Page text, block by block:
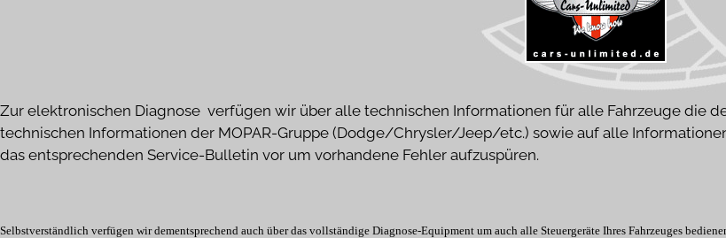
Zur elektronischen Diagnose verfügen wir über alle technischen Informationen für alle Fahrzeuge die
technischen Informationen der MOPAR-Gruppe (Dodge/Chrysler/Jeep/etc.) sowie auf alle
das entsprechenden Service-Bulletin vor um vorhandene Fehler aufzuspüren.
Selbstverständlich verfügen wir dementsprechend auch über das vollständige Diagnose-Equipment um auch alle Steuergeräte Ihres Fahrzeuges